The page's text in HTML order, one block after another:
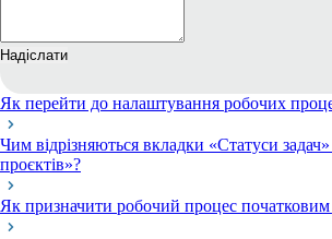
Надіслати
Як перейти до налаштування робочих
Чим відрізняються вкладки «Статуси
проєктів»?
Як призначити робочий процес початковим